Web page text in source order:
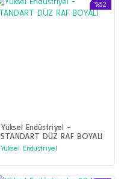
%52
Yüksel Endüstriyel -
STANDART DÜZ RAF BOYALI
Yüksel Endüstriyel